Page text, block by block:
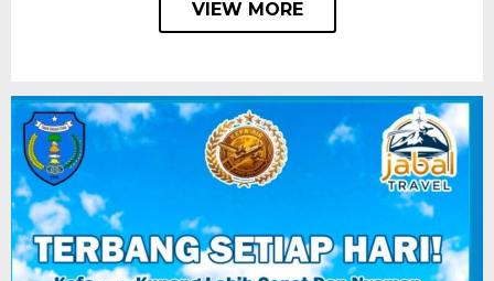
VIEW MORE